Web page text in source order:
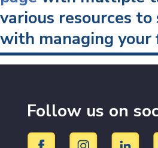
various resources
with managing your
Follow us on